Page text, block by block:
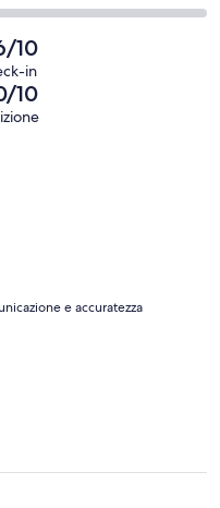
10
in
10
e accuratezza